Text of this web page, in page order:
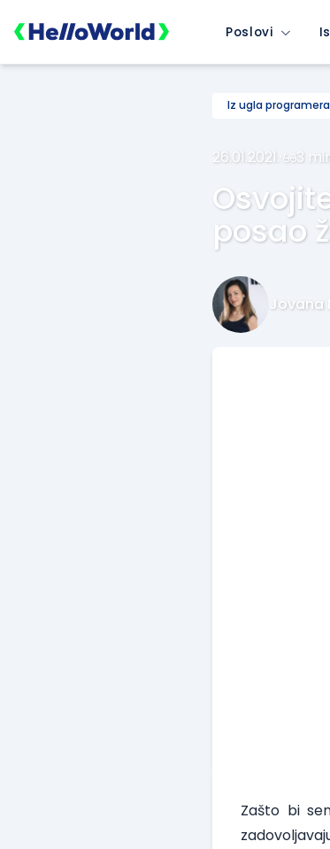
Poslovi
Iz ugla programera
26.01.2021. 3
posao
Jovana
Zašto bi